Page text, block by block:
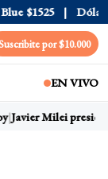
$1525 Dólar
por $10.000
EN VIVO
Javier Milei